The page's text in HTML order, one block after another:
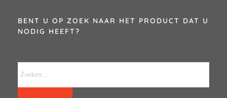
BENT U OP ZOEK NAAR HET PRODUCT DAT U
NODIG HEEFT?